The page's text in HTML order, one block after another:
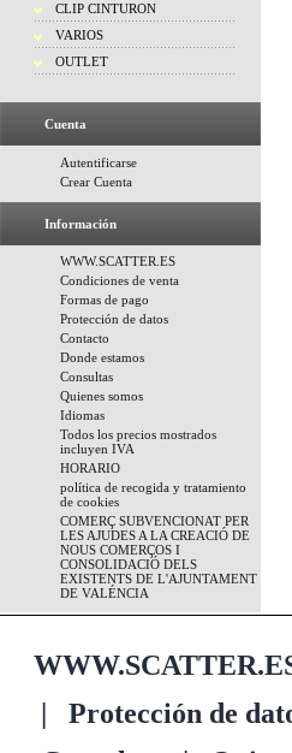
CLIP CINTURON
VARIOS
OUTLET
Cuenta
Autentificarse
Crear Cuenta
Información
WWW.SCATTER.ES
Condiciones de venta
Formas de pago
Protección de datos
Contacto
Donde estamos
Consultas
Quienes somos
Idiomas
Todos los precios mostrados
incluyen IVA
HORARIO
política de recogida y tratamiento
de cookies
COMERÇ SUBVENCIONAT PER
LES AJUDES A LA CREACIÓ DE
NOUS COMERÇOS I
CONSOLIDACIÓ DELS
EXISTENTS DE L'AJUNTAMENT
DE VALÉNCIA
| Protección de